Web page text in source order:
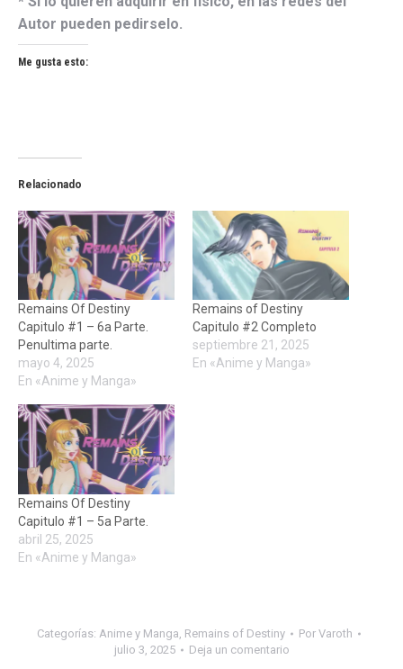
Autor pueden pedirselo.
Me gusta esto:
Relacionado
Remains Of Destiny
Capitulo #1 – 6a Parte.
Penultima parte.
mayo 4, 2025
En «Anime y Manga»
Remains of Destiny
Capitulo #2 Completo
septiembre 21, 2025
En «Anime y Manga»
Remains Of Destiny
Capitulo #1 – 5a Parte.
abril 25, 2025
En «Anime y Manga»
Categorías: Anime y Manga Remains of Destiny Por Varoth
julio 3, 2025
Deja un comentario